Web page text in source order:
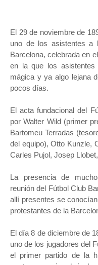
El 29 de noviembre de
uno de los asistentes a
Barcelona, celebrada en
en la que los asistentes
mágica y ya algo lejana
pocos días.
El acta fundacional del
por Walter Wild (primer
Bartomeu Terradas
del equipo), Otto Kunzle,
Carles Pujol, Josep
La presencia de
reunión del Fútbol Club
allí presentes se
protestantes de la
El día 8 de diciembre de
uno de los jugadores del
el primer partido de la